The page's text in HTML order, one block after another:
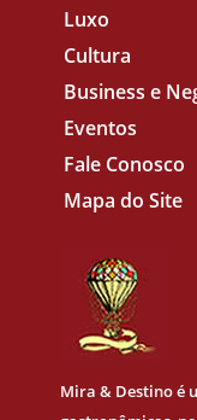
Luxo
Cultura
Business e
Eventos
Fale Conosco
Mapa do Site
Mira & Destinoé